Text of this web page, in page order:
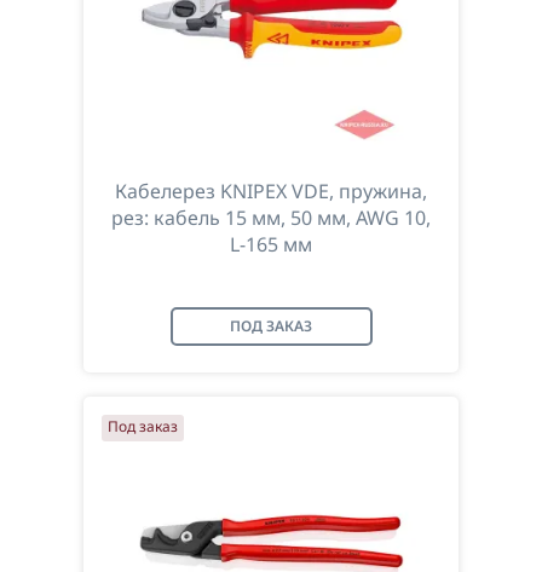
Кабелерез KNIPEX VDE, пружина,
рез: кабель 15 мм, 50 мм, AWG 10,
L-165 мм
ПОД ЗАКАЗ
Под заказ